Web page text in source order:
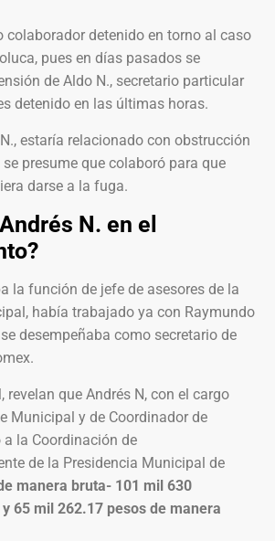
colaborador detenido en torno al caso
pues en días pasados se
de Aldo N., secretario particular
detenido en las últimas horas.
estaría relacionado con obstrucción
presume que colaboró para que
darse a la fuga.
N. en el
la función de jefe de asesores de la
había trabajado ya con Raymundo
desempeñaba como secretario de
revelan que Andrés N, con el cargo
Municipal y de Coordinador de
a la Coordinación de
de la Presidencia Municipal de
manera bruta- 101 mil 630
65 mil 262.17 pesos de manera